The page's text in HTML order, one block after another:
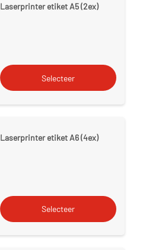
Laserprinter etiket A5 (2ex)
Laserprinter etiket A6 (4ex)